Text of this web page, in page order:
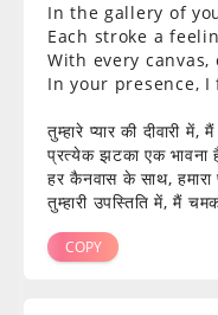
In the gallery of
Each stroke a
With every
In your presence, I
तुम्हारे प्यार की दीवारी में,
प्रत्येक झटका एक
हर कैनवास के साथ, हमारा
तुम्हारी उपस्तिति में, मैं
COPY